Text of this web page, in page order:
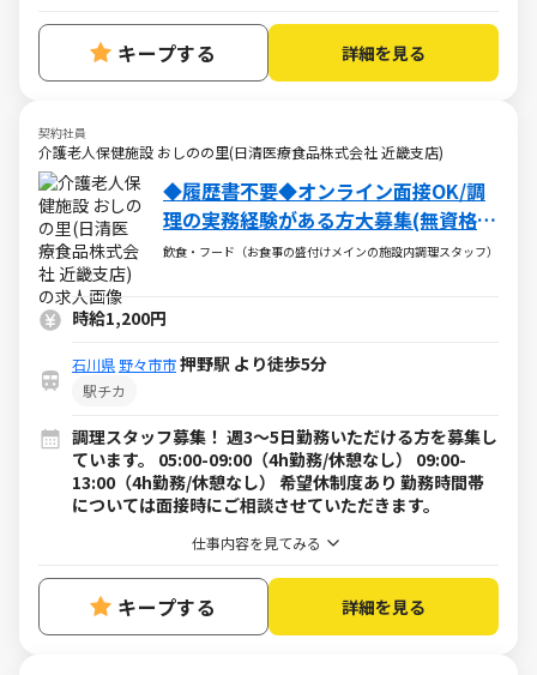
キープする 詳細を見る
契約社員
介護老人保健施設 おしのの里(日清医療食品株式会社 近畿支店)
◆履歴書不要◆オンライン面接OK/調
理の実務経験がある方大募集(無資格
OK)！
飲食・フード（お食事の盛付けメインの施設内調理スタッフ）
時給1,200円
石川県 野々市市押野駅 より徒歩5分
駅チカ
調理スタッフ募集！ 週3～5日勤務いただける方を募集し
ています。 05:00-09:00（4h勤務/休憩なし） 09:00-
13:00（4h勤務/休憩なし） 希望休制度あり 勤務時間帯
については面接時にご相談させていただきます。
仕事内容を見てみる
キープする 詳細を見る